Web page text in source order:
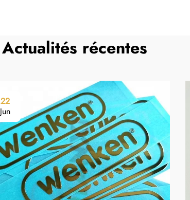
Actualités récentes
22
Jun